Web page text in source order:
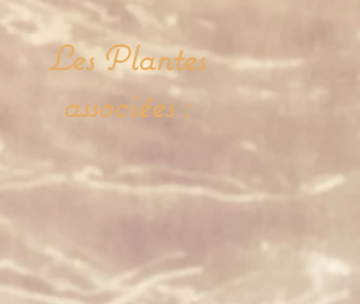
Les Plantes
associées :